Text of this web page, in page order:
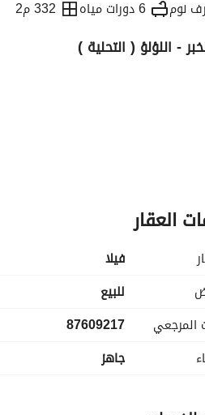
6 دورات مياه 332 م2
- اللؤلؤ ( التحلية )
العقار
فیلا
للبيع
المرجعي
87609217
جاهز